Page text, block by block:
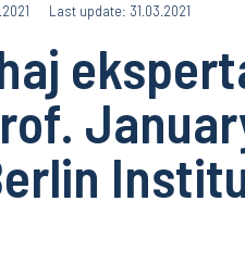
Last update: 31.03.2021